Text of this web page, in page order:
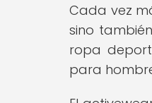
Cada vez
sino
ropa
para